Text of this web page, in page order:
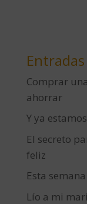
Comprar
ahorrar
Y ya
El secreto
feliz
Esta
Lío a mi